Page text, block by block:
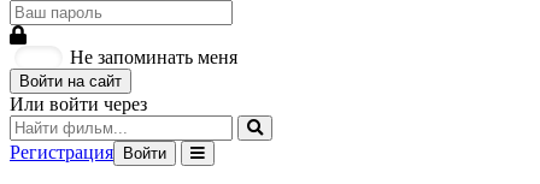
Не запоминать меня
Войти на сайт
Или войти через
Регистрация Войти